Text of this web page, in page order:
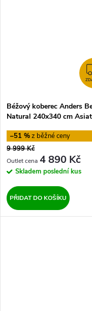
Béžový koberec Anders
Natural 240x340 cm
–51 %
9 999 Kč
4 890 Kč
Skladem poslední kus
PŘIDAT DO KOŠÍKU